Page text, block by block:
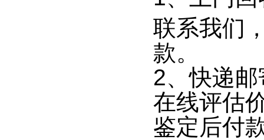
联系我们
款。
2、快递
在线评估
鉴定后付